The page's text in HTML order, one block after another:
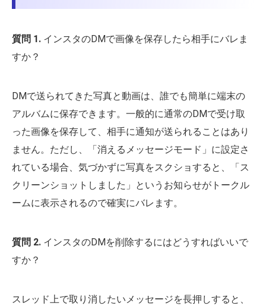
質問 1. インスタのDMで画像を保存したら相手にバレま
すか？
DMで送られてきた写真と動画は、誰でも簡単に端末の
アルバムに保存できます。一般的に通常のDMで受け取
った画像を保存して、相手に通知が送られることはあり
ません。ただし、「消えるメッセージモード」に設定さ
れている場合、気づかずに写真をスクショすると、「ス
クリーンショットしました」というお知らせがトークル
ームに表示されるので確実にバレます。
質問 2. インスタのDMを削除するにはどうすればいいで
すか？
スレッド上で取り消したいメッセージを長押しすると、